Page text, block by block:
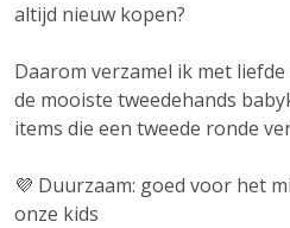
altijd nieuw kopen?
Daarom verzamel ik met liefde
de mooiste tweedehands
items die een tweede ronde
💜 Duurzaam: goed voor het
onze kids